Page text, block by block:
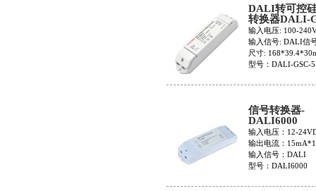
DALI转可控
转换器DALI-
输入电压: 100-
输入信号: DALI信
尺寸:
型号：DALI-GSC-5
信号转换器-
DALI6000
输入电压：12-
输出电流：
输入信号：DALI
型号：DALI6000